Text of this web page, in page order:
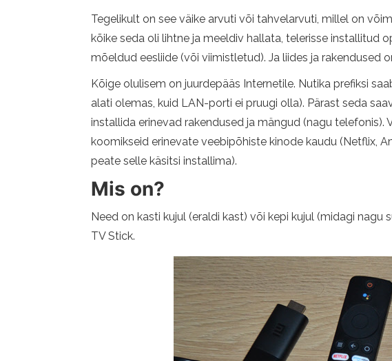
Tegelikult on see väike arvuti või tahvelarvuti, millel on
kõike seda oli lihtne ja meeldiv hallata, telerisse installitud
mõeldud eesliide (või viimistletud). Ja liides ja rakendused
Kõige olulisem on juurdepääs Internetile. Nutika prefiksi
alati olemas, kuid LAN-porti ei pruugi olla). Pärast seda
installida erinevad rakendused ja mängud (nagu telefonis).
koomikseid erinevate veebipõhiste kinode kaudu (Netflix,
peate selle käsitsi installima).
Mis on?
Need on kasti kujul (eraldi kast) või kepi kujul (midagi
TV Stick.